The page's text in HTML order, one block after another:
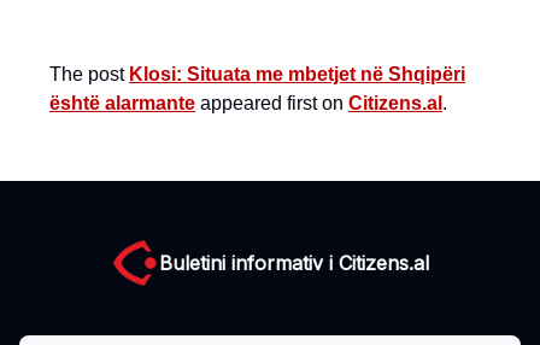
The post Klosi: Situata me mbetjet në Shqipëri
është alarmante appeared first on Citizens.al .
Buletini informativ i Citizens.al